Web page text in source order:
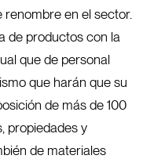
en el sector.
de productos con la
que de personal
que harán que su
de más de 100
propiedades y
de materiales